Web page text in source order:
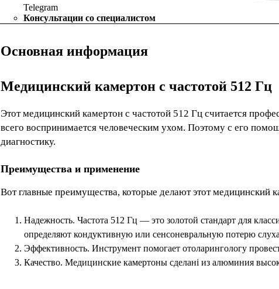
Telegram
Консультации со специалистом
Основная информация
Медицинский камертон с частотой 512 Гц
Этот медицинский камертон с частотой 512 Гц считается
всего воспринимается человеческим ухом. Поэтому с его
диагностику.
Преимущества и применение
Вот главные преимущества, которые делают этот
Надежность. Частота 512 Гц — это золотой стандарт для
определяют кондуктивную или сенсоневральную потерю
Эффективность. Инструмент помогает отоларингологу
Качество. Медицинские камертоны сделані из алюминия